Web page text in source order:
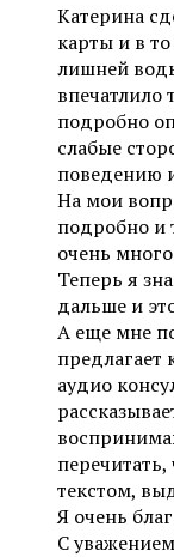
Катерина
карты и в
лишней
впечатлило
подробно
слабые
поведению
На мои
подробно и
очень
Теперь я
дальше и
А еще мне
аудио
текстом,
Я очень
С уважением